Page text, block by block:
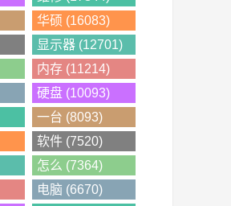
华硕 (16083)
显示器 (12701)
内存 (11214)
硬盘 (10093)
一台 (8093)
软件 (7520)
怎么 (7364)
电脑 (6670)